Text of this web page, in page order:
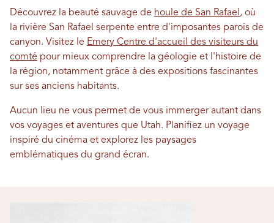
Découvrez la beauté sauvage de houle de San Rafael , où
la rivière San Rafael serpente entre d'imposantes parois de
canyon. Visitez le Emery Centre d'accueil des visiteurs du
comté pour mieux comprendre la géologie et l'histoire de
la région, notamment grâce à des expositions fascinantes
sur ses anciens habitants.
Aucun lieu ne vous permet de vous immerger autant dans
vos voyages et aventures que Utah. Planifiez un voyage
inspiré du cinéma et explorez les paysages
emblématiques du grand écran.